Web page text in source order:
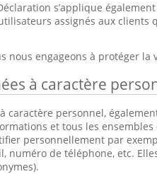
s’applique
assignés aux clients
nous engageons à protéger
à caractère
caractère personnel,
et tous les
personnellement par
numéro de téléphone, etc.